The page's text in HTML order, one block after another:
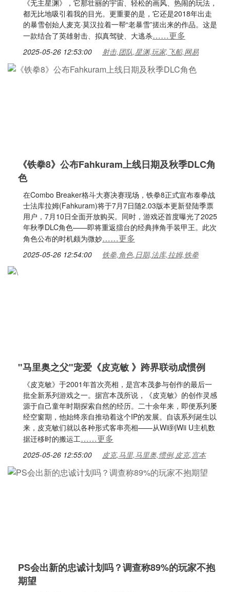
《无主星渊》，它那壮丽的宇宙、轻松的画风、热闹的玩法，
都无比地吸引着我的目光。更重要的是，它还是2018年出走
的暴雪创始人麦克·莫汉拉着一帮“老暴雪”搓出来的作品。这是
一款结合了英雄射击、拟真驾驶、大逃杀……更多
2025-05-26 12:53:00 射击,团队,星渊,玩家,飞船,网易
《铁拳8》公布Fahkuram上线日期及秋季DLC角
色
在Combo Breaker格斗大赛决赛现场，铁拳8正式宣布泰拳战
士法库拉姆(Fahkuram)将于7月7日随2.03版本更新登陆季票
用户，7月10日全面开放购买。同时，游戏还首度曝光了2025
年秋季DLC角色——即将重返擂台的经典摔角手装甲王。此次
角色公布的时机颇为微妙……更多
2025-05-26 12:54:00 铁拳,角色,日期,法库,拉姆,铁拳
"马里奥之父"宠爱《皮克敏 》跨界联动成惯例
《皮克敏》于2001年首次亮相，是宫本茂参与创作的最后一
批全新系列游戏之一。据宫本茂所说，《皮克敏》的创作灵感
源于自己童年时期探索自然的经历。二十余年来，即便系列屡
经空窗期，他始终亲自推动着这个IP的发展。自该系列诞生以
来，皮克敏们就以各种形式客串亮相——从Wii到Wii U主机数
据迁移时的搬运工……更多
2025-05-26 12:55:00 皮克,马里,马里奥,惯例,皮克,宫本
PS会出新的忠诚计划吗？调查称89%的玩家不抱
期望